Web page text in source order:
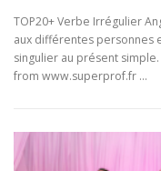
TOP20+ Verbe Irrégulier
aux différentes personnes
singulier au présent
from www.superprof.fr …